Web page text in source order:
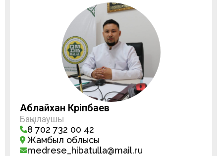
Аблайхан Кәріпбаев
Бақылаушы
8 702 732 00 42
Жамбыл облысы
medrese_hibatulla@mail.ru